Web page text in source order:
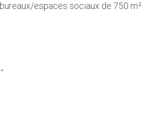
bureaux/espaces sociaux de 750 m².